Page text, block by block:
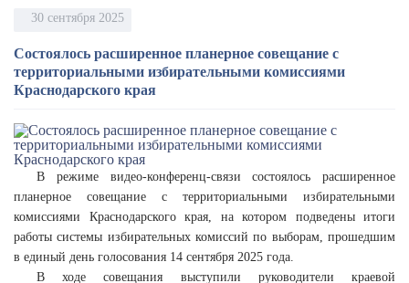
30 сентября 2025
Состоялось расширенное планерное совещание с
территориальными избирательными комиссиями
Краснодарского края
В режиме видео-конференц-связи состоялось расширенное
планерное совещание с территориальными избирательными
комиссиями Краснодарского края, на котором подведены итоги
работы системы избирательных комиссий по выборам, прошедшим
в единый день голосования 14 сентября 2025 года.
В ходе совещания выступили руководители краевой